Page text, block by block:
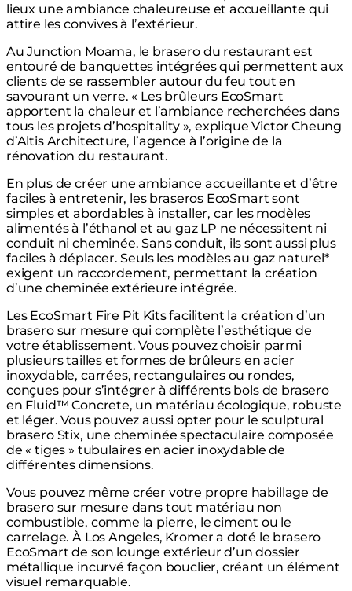
lieux une ambiance chaleureuse et accueillante qui
attire les convives à l’extérieur.
Au Junction Moama, le brasero du restaurant est
entouré de banquettes intégrées qui permettent aux
clients de se rassembler autour du feu tout en
savourant un verre. « Les brûleurs EcoSmart
apportent la chaleur et l’ambiance recherchées dans
tous les projets d’hospitality », explique Victor Cheung
d’Altis Architecture, l’agence à l’origine de la
rénovation du restaurant.
En plus de créer une ambiance accueillante et d’être
faciles à entretenir, les braseros EcoSmart sont
simples et abordables à installer, car les modèles
alimentés à l’éthanol et au gaz LP ne nécessitent ni
conduit ni cheminée. Sans conduit, ils sont aussi plus
faciles à déplacer. Seuls les modèles au gaz naturel*
exigent un raccordement, permettant la création
d’une cheminée extérieure intégrée.
Les EcoSmart Fire Pit Kits facilitent la création d’un
brasero sur mesure qui complète l’esthétique de
votre établissement. Vous pouvez choisir parmi
plusieurs tailles et formes de brûleurs en acier
inoxydable, carrées, rectangulaires ou rondes,
conçues pour s’intégrer à différents bols de brasero
en Fluid™ Concrete, un matériau écologique, robuste
et léger. Vous pouvez aussi opter pour le sculptural
brasero Stix, une cheminée spectaculaire composée
de « tiges » tubulaires en acier inoxydable de
différentes dimensions.
Vous pouvez même créer votre propre habillage de
brasero sur mesure dans tout matériau non
combustible, comme la pierre, le ciment ou le
carrelage. À Los Angeles, Kromer a doté le brasero
EcoSmart de son lounge extérieur d’un dossier
métallique incurvé façon bouclier, créant un élément
visuel remarquable.